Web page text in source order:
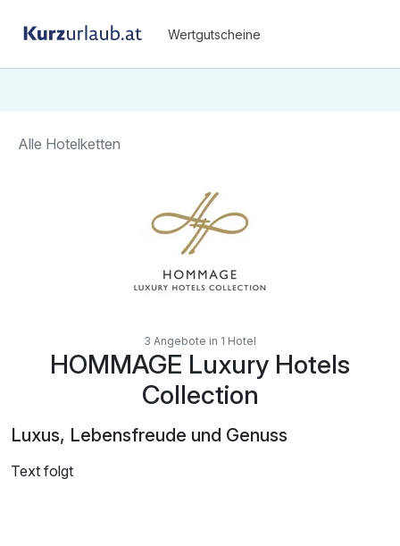
Wertgutscheine
Alle Hotelketten
3 Angebote in 1 Hotel
HOMMAGE Luxury Hotels
Collection
Luxus, Lebensfreude und Genuss
Text folgt